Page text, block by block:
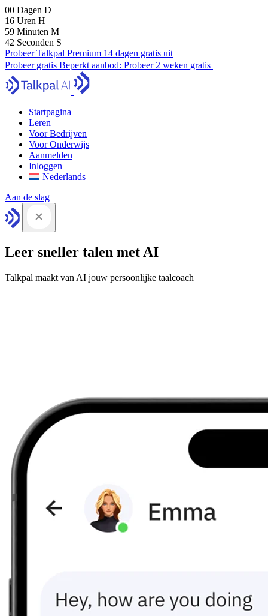
00 Dagen D
16 Uren H
59 Minuten M
41 Seconden S
Probeer Talkpal Premium 14 dagen gratis uit
Probeer gratis Beperkt aanbod: Probeer 2 weken gratis
Startpagina
Leren
Voor Bedrijven
Voor Onderwijs
Aanmelden
Inloggen
Nederlands
Aan de slag
Leer sneller talen met AI
Talkpal maakt van AI jouw persoonlijke taalcoach